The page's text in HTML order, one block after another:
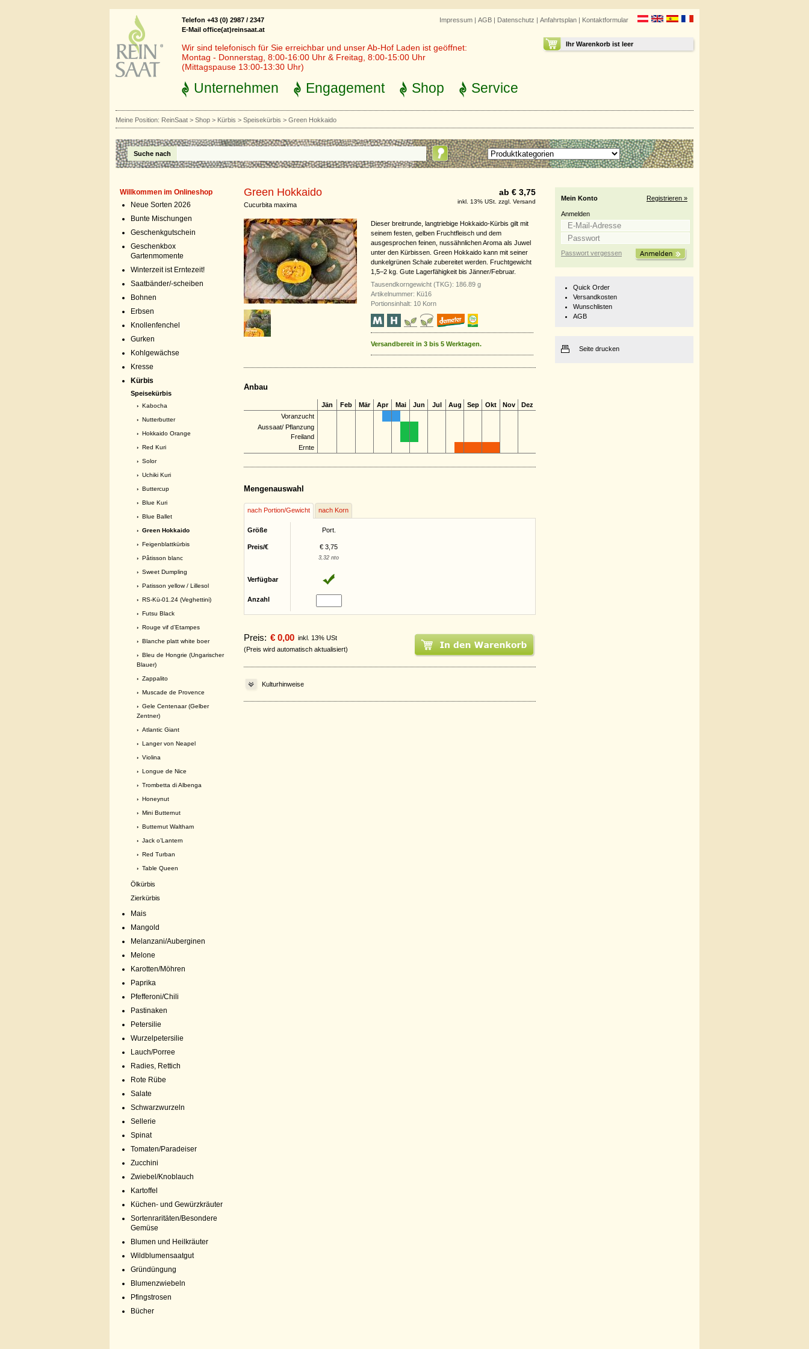
Impressum | AGB | Datenschutz | Anfahrtsplan | Kontaktformular
Ihr Warenkorb ist leer
Telefon +43 (0) 2987 / 2347
E-Mail office(at)reinsaat.at
Wir sind telefonisch für Sie erreichbar und unser Ab-Hof Laden ist geöffnet:
Montag - Donnerstag, 8:00-16:00 Uhr & Freitag, 8:00-15:00 Uhr
(Mittagspause 13:00-13:30 Uhr)
Unternehmen Engagement Shop Service
Meine Position: ReinSaat > Shop > Kürbis > Speisekürbis > Green Hokkaido
Suche nach
Willkommen im Onlineshop
Neue Sorten 2026
Bunte Mischungen
Geschenkgutschein
Geschenkbox
Gartenmomente
Winterzeit ist Erntezeit!
Saatbänder/-scheiben
Bohnen
Erbsen
Knollenfenchel
Gurken
Kohlgewächse
Kresse
Kürbis
Speisekürbis
› Kabocha
› Nutterbutter
› Hokkaido Orange
› Red Kuri
› Solor
› Uchiki Kuri
› Buttercup
› Blue Kuri
› Blue Ballet
› Green Hokkaido
› Feigenblattkürbis
› Pâtisson blanc
› Sweet Dumpling
› Patisson yellow / Lillesol
› RS-Kü-01.24 (Veghettini)
› Futsu Black
› Rouge vif d’Etampes
› Blanche platt white boer
› Bleu de Hongrie (Ungarischer
Blauer)
› Zappalito
› Muscade de Provence
› Gele Centenaar (Gelber
Zentner)
› Atlantic Giant
› Langer von Neapel
› Violina
› Longue de Nice
› Trombetta di Albenga
› Honeynut
› Mini Butternut
› Butternut Waltham
› Jack o’Lantern
› Red Turban
› Table Queen
Ölkürbis
Zierkürbis
Mais
Mangold
Melanzani/Auberginen
Melone
Karotten/Möhren
Paprika
Pfefferoni/Chili
Pastinaken
Petersilie
Wurzelpetersilie
Lauch/Porree
Radies, Rettich
Rote Rübe
Salate
Schwarzwurzeln
Sellerie
Spinat
Tomaten/Paradeiser
Zucchini
Zwiebel/Knoblauch
Kartoffel
Küchen- und Gewürzkräuter
Sortenraritäten/Besondere
Gemüse
Blumen und Heilkräuter
Wildblumensaatgut
Gründüngung
Blumenzwiebeln
Pfingstrosen
Bücher
Green Hokkaido
Cucurbita maxima
ab € 3,75
inkl. 13% USt. zzgl. Versand
Dieser breitrunde, langtriebige Hokkaido-Kürbis gilt mit
seinem festen, gelben Fruchtfleisch und dem
ausgesprochen feinen, nussähnlichen Aroma als Juwel
unter den Kürbissen. Green Hokkaido kann mit seiner
dunkelgrünen Schale zubereitet werden. Fruchtgewicht
1,5–2 kg. Gute Lagerfähigkeit bis Jänner/Februar.
Tausendkorngewicht (TKG): 186.89 g
Artikelnummer: Kü16
Portionsinhalt: 10 Korn
Versandbereit in 3 bis 5 Werktagen.
Anbau
Jän Feb Mär Apr Mai Jun Jul Aug Sep Okt Nov
Dez
Voranzucht
Aussaat/ Pflanzung
Freiland
Ernte
Mengenauswahl
nach Portion/Gewicht nach Korn
Größe Port.
Preis/€ € 3,75
3,32 nto
Verfügbar
Anzahl
Preis: € 0,00 inkl. 13% USt
(Preis wird automatisch aktualisiert)
Kulturhinweise
Mein Konto Registrieren »
Anmelden
Passwort vergessen
Quick Order
Versandkosten
Wunschlisten
AGB
Seite drucken